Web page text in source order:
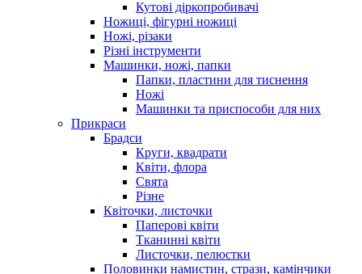
Кутові діркопробивачі
Ножиці, фігурні ножиці
Ножі, різаки
Різні інструменти
Машинки, ножі, папки
Папки, пластини для тиснення
Ножі
Машинки та приспособи для них
Прикраси
Брадси
Круги, квадрати
Квіти, флора
Свята
Різне
Квіточки, листочки
Паперові квіти
Тканинні квіти
Листочки, пелюстки
Половинки намистин, стрази, камінчики